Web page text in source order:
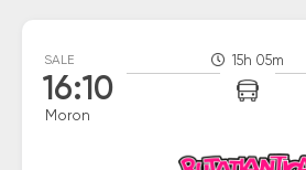
SALE
16:10
Moron
15h 05m